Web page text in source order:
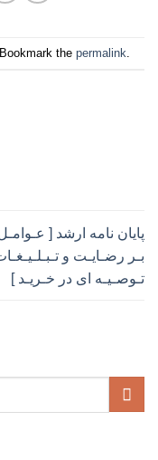
Bookmark the permalink
پایان نامه ارشد [
بـر رضـایـت و
تـوصـیـه ای در خـریـد ]